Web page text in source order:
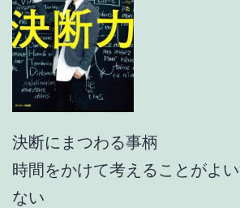
決断にまつわる事柄
時間をかけて考えることがよ
ない